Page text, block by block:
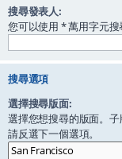
搜尋發表人:
您可以使用 * 萬用字元搜
搜尋選項
選擇搜尋版面:
選擇您想搜尋的版面。
請反選下一個選項。